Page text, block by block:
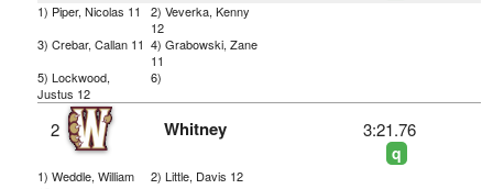
1) Piper, Nicolas 11
2) Veverka, Kenny
12
3) Crebar, Callan 11 4) Grabowski, Zane
11
5) Lockwood,
Justus 12
6)
2 Whitney 3:21.76
q
1) Weddle, William
2) Little, Davis 12